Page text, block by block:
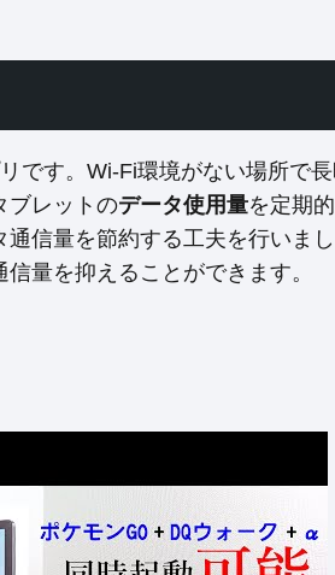
です。Wi-Fi環境がない場所で
ブレットのデータ使用量を定期
信量を節約する工夫を行いまし
量を抑えることができます。